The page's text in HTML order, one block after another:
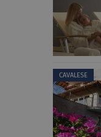
CAVALESE